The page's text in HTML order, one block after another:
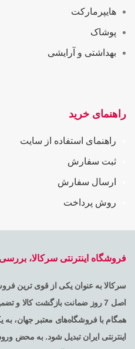
هایپرمارکت
پوشاک
بهداشتی و آرایشی
راهنمای خرید
راهنمای استفاده از سایت
ثبت سفارش
ارسال سفارش
روش پرداخت
فروشگاه اینترنتی سرکالا،
سرکالا به عنوان یکی از قوی ترین
اصل 7 روز ضمانت بازگشت کالا و
همگام با فروشگاه‌های معتبر جهان،
اینترنتی ایران تبدیل شود. به محض